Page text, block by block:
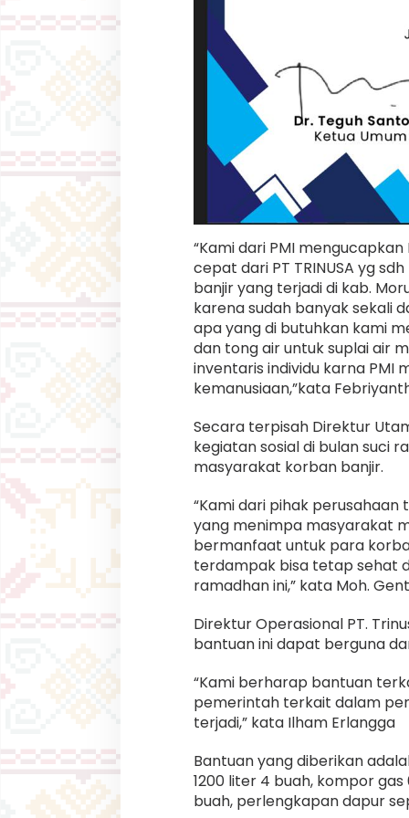
“Kami dari PMI
cepat dari PT TRINUSA yg
banjir yang terjadi di kab.
karena sudah banyak sekali
apa yang di butuhkan kami
dan tong air untuk suplai air
inventaris individu karna
kemanusiaan,”kata
Secara terpisah Direktur
kegiatan sosial di bulan suci
masyarakat korban banjir.
“Kami dari pihak
yang menimpa masyarakat
bermanfaat untuk para
terdampak bisa tetap sehat
ramadhan ini,” kata Moh.
Direktur Operasional PT.
bantuan ini dapat berguna
“Kami berharap bantuan
pemerintah terkait dalam
terjadi,” kata Ilham Erlangga
Bantuan yang diberikan
1200 liter 4 buah, kompor
buah, perlengkapan dapur